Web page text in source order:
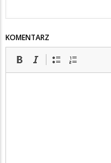
KOMENTARZ